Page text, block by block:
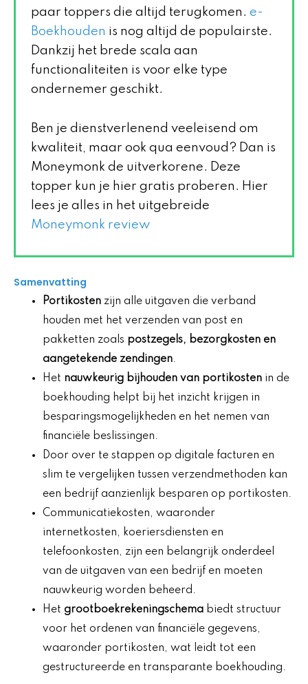
paar toppers die altijd terugkomen. e-
Boekhouden is nog altijd de populairste.
Dankzij het brede scala aan
functionaliteiten is voor elke type
ondernemer geschikt.
Ben je dienstverlenend veeleisend om
kwaliteit, maar ook qua eenvoud? Dan is
Moneymonk de uitverkorene. Deze
topper kun je hier gratis proberen. Hier
lees je alles in het uitgebreide
Moneymonk review
Samenvatting
Portikosten zijn alle uitgaven die verband
houden met het verzenden van post en
pakketten zoals postzegels, bezorgkosten en
aangetekende zendingen.
Het nauwkeurig bijhouden van portikosten in de
boekhouding helpt bij het inzicht krijgen in
besparingsmogelijkheden en het nemen van
financiële beslissingen.
Door over te stappen op digitale facturen en
slim te vergelijken tussen verzendmethoden kan
een bedrijf aanzienlijk besparen op portikosten.
Communicatiekosten, waaronder
internetkosten, koeriersdiensten en
telefoonkosten, zijn een belangrijk onderdeel
van de uitgaven van een bedrijf en moeten
nauwkeurig worden beheerd.
Het grootboekrekeningschema biedt structuur
voor het ordenen van financiële gegevens,
waaronder portikosten, wat leidt tot een
gestructureerde en transparante boekhouding.